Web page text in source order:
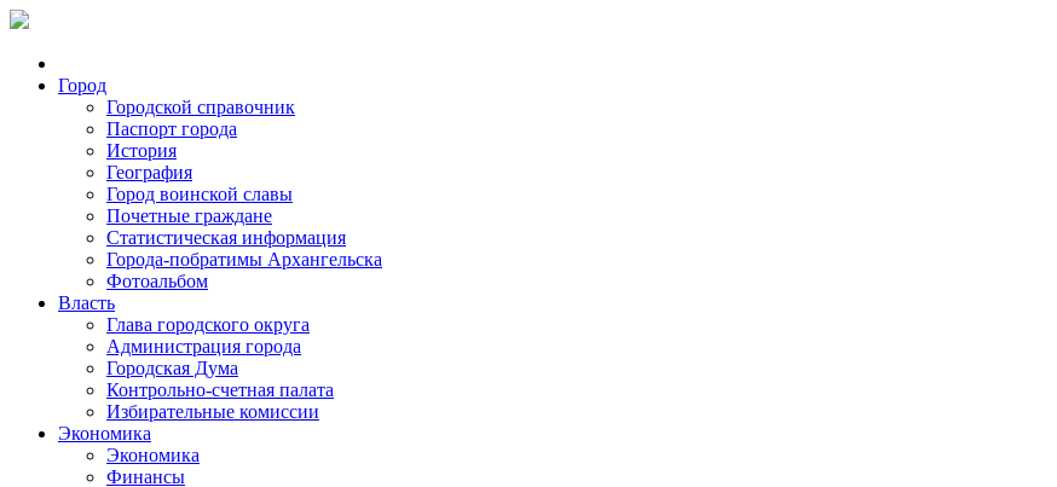
Город
Городской справочник
Паспорт города
История
География
Город воинской славы
Почетные граждане
Статистическая информация
Города-побратимы Архангельска
Фотоальбом
Власть
Глава городского округа
Администрация города
Городская Дума
Контрольно-счетная палата
Избирательные комиссии
Экономика
Экономика
Финансы